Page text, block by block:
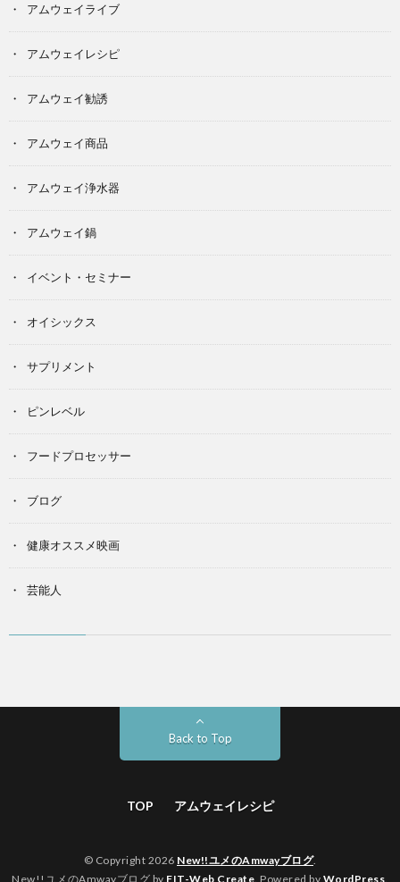
アムウェイライブ
アムウェイレシピ
アムウェイ勧誘
アムウェイ商品
アムウェイ浄水器
アムウェイ鍋
イベント・セミナー
オイシックス
サプリメント
ピンレベル
フードプロセッサー
ブログ
健康オススメ映画
芸能人
Back to Top
TOP アムウェイレシピ
© Copyright 2026 New!!ユメのAmwayブログ.
New!!ユメのAmwayブログ by FIT-Web Create . Powered by WordPress